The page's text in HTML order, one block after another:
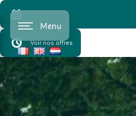
Voir nos offres
Menu
Cookies beheer paneel